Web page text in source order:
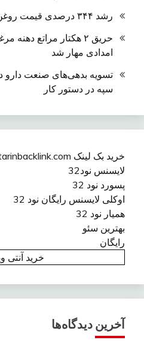
رشد ۳۴۴ درصدی قیمت روغن/ لبنیات چقدر گران شد؟
حریق ۲ هکتار مراتع
امدادی مهار شد
سپه در دستور کار
خرید بک لینک behtarinbacklink.com
لایسنس نود32
پسورد نود 32
اوکلی لایسنس رایگان نود 32
همیار نود 32
بهترین سئو
رایگان
خرید آنتی
آخرین دیدگاه‌ها